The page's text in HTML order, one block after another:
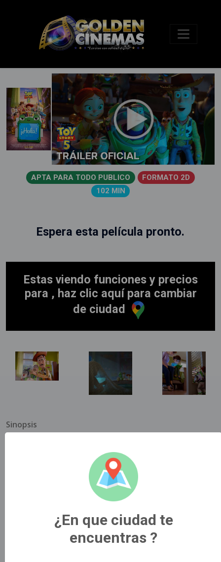
APTA PARA TODO PUBLICO
FORMATO 2D
102 MIN
Sinopsis
Lilypad, una tableta inteligente con forma de rana y de
Jessie y el resto de la pandilla cuando enfrenten una
nueva amenaza a la hora de jugar...
País de Origen
Espera esta película pronto.
Estas viendo funciones y precios
para , haz clic aquí para cambiar
de ciudad
¿En que ciudad te
encuentras ?